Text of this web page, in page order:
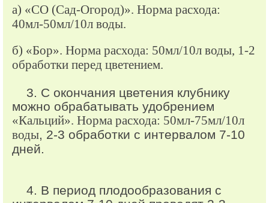
а) «СО (Сад-Огород)». Норма расхода:
40мл-50мл/10л воды.
б) «Бор». Норма расхода: 50мл/10л воды, 1-2
обработки перед цветением.
3. С окончания цветения клубнику
можно обрабатывать удобрением
«Кальций». Норма расхода: 50мл-75мл/10л
воды , 2-3 обработки с интервалом 7-10
дней.
4. В период плодообразования с